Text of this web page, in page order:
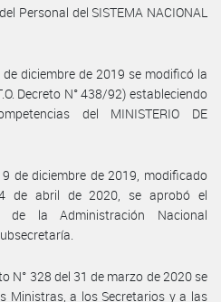
Personal del SISTEMA NACIONAL
diciembre de 2019 se modificó la
Decreto N° 438/92) estableciendo
del MINISTERIO DE
de diciembre de 2019, modificado
de abril de 2020, se aprobó el
de la Administración Nacional
N° 328 del 31 de marzo de 2020 se
Ministras, a los Secretarios y a las